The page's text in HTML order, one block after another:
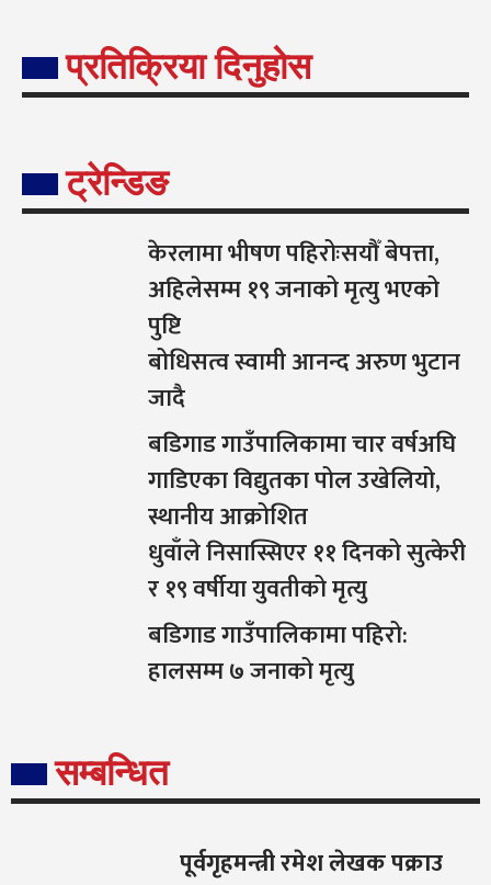
प्रतिक्रिया दिनुहोस
ट्रेन्डिङ
केरलामा भीषण पहिरोःसयौँ बेपत्ता,
अहिलेसम्म १९ जनाको मृत्यु भएको
पुष्टि
बोधिसत्व स्वामी आनन्द अरुण भुटान
जादै
बडिगाड गाउँपालिकामा चार वर्षअघि
गाडिएका विद्युतका पोल उखेलियो,
स्थानीय आक्रोशित
धुवाँले निसास्सिएर ११ दिनको सुत्केरी
र १९ वर्षीया युवतीको मृत्यु
बडिगाड गाउँपालिकामा पहिरो:
हालसम्म ७ जनाको मृत्यु
सम्बन्धित
पूर्वगृहमन्त्री रमेश लेखक पक्राउ